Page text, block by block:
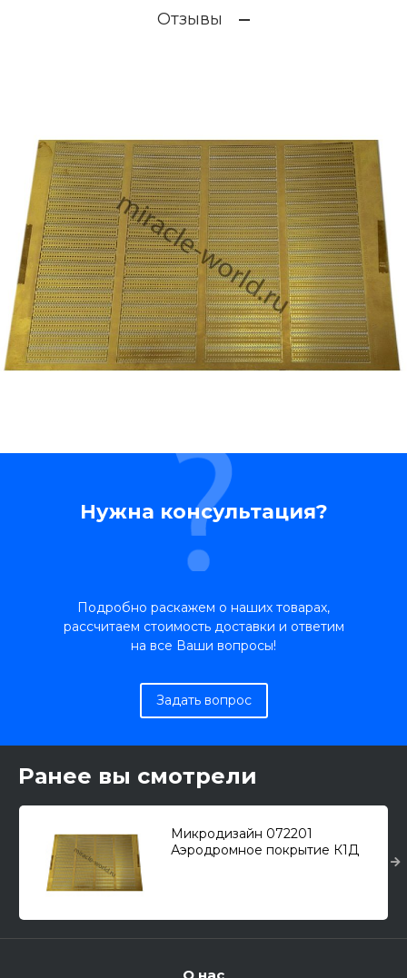
Отзывы
Нужна консультация?
Подробно раскажем о наших товарах,
рассчитаем стоимость доставки и ответим
на все Ваши вопросы!
Задать вопрос
Ранее вы смотрели
Микродизайн 072201
Аэродромное покрытие К1Д